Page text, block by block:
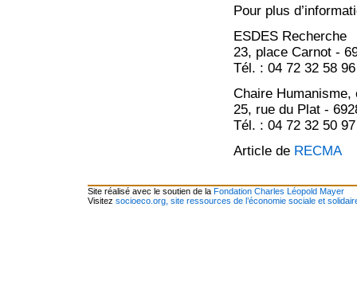
Pour plus
ESDES Recherche
23, place Carnot -
Tél. : 04 72 32 58 96
Chaire
25, rue du Plat -
Tél. : 04 72 32 50 97
Article de RECMA
Site réalisé avec le soutien de la Fondation Charles Léopold Mayer
Visitez socioeco.org, site ressources de l’économie sociale et